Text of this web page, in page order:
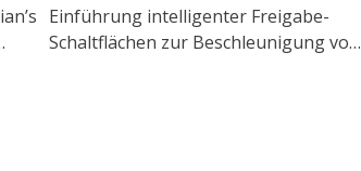
Einführung intelligenter Freigabe-
Schaltflächen zur Beschleunigung von